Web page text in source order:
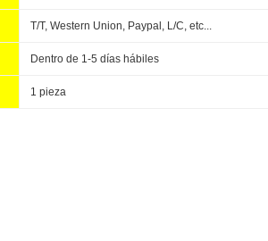
T/T, Western Union, Paypal, L/C, etc...
Dentro de 1-5 días hábiles
1 pieza